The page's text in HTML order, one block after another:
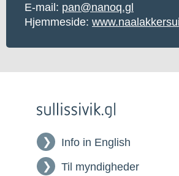
E-mail: pan@nanoq.gl
Hjemmeside:
Info in English
Til myndigheder